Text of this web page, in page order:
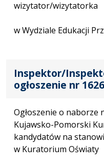
wizytator/wizytatorka
w Wydziale Edukacji
Inspektor/
ogłoszenie nr
Ogłoszenie o naborze
Kujawsko-Pomorski
kandydatów na
w Kuratorium Oświaty